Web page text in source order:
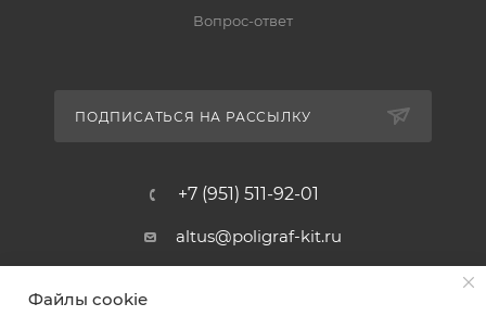
Вопрос-ответ
ПОДПИСАТЬСЯ НА РАССЫЛКУ
+7 (951) 511-92-01
altus@poligraf-kit.ru
Ростовская обл, Аксайский р-н,
Файлы cookie